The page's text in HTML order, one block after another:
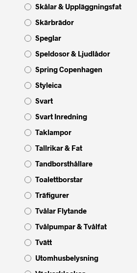
Skålar & Uppläggningsfat
Skärbrädor
Speglar
Speldosor & Ljudlådor
Spring Copenhagen
Styleica
Svart
Svart Inredning
Taklampor
Tallrikar & Fat
Tandborsthållare
Toalettborstar
Träfigurer
Tvålar Flytande
Tvålpumpar & Tvålfat
Tvätt
Utomhusbelysning